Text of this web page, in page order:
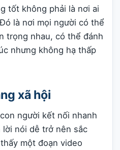
tốt không phải là nơi ai
là nơi mọi người có thể
trọng nhau, có thể đánh
nhưng không hạ thấp
xã hội
người kết nối nhanh
nói dễ trở nên sắc
một đoạn video